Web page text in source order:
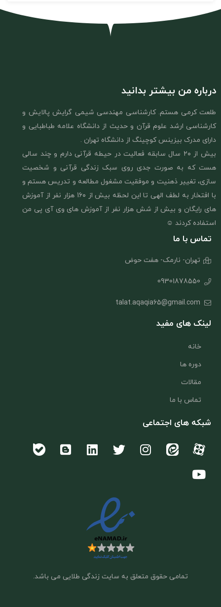
درباره من بیشتر بدانید
طلعت کرمی هستم. کارشناسی مهندسی شیمی گرایش پالایش و
کارشناسی ارشد علوم قرآن و حدیث از دانشگاه علامه طباطبایی و
دارای مدرک بیزینس کوچینگ از دانشگاه تهران .
بیش از ۲٠ سال سابقه فعالیت در حیطه قرآنی دارم و چند سالی
هست که به صورت جدی روی سبک زندگی قرآنی و شخصیت
سازی، تغییر ذهنیت و موفقیت مشغول مطالعه و تدریس هستم و
با افتخار به لطف الهی تا این لحظه بیش از 1۶٠ هزار نفر از آموزش
های رایگان و بیش از شش هزار نفر از آموزش های وی آی پی من
استفاده کردند ☺️
تماس با ما
تهران- نارمک- هفت حوض
09301878550
talat.aqaqia65@gmail.com
لینک های مفید
خانه
دوره ها
مقالات
تماس با ما
شبکه های اجتماعی
تمامی حقوق متعلق به سایت زندگی طلایی می باشد.